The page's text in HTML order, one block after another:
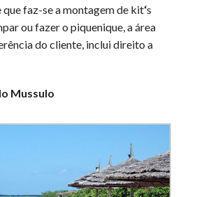
faz-se a montagem de kit‘s
ou fazer o piquenique, a área
do cliente, inclui direito a
Mussulo